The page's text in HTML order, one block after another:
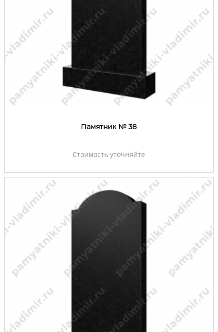
Памятник № 38
Стоимость уточняйте